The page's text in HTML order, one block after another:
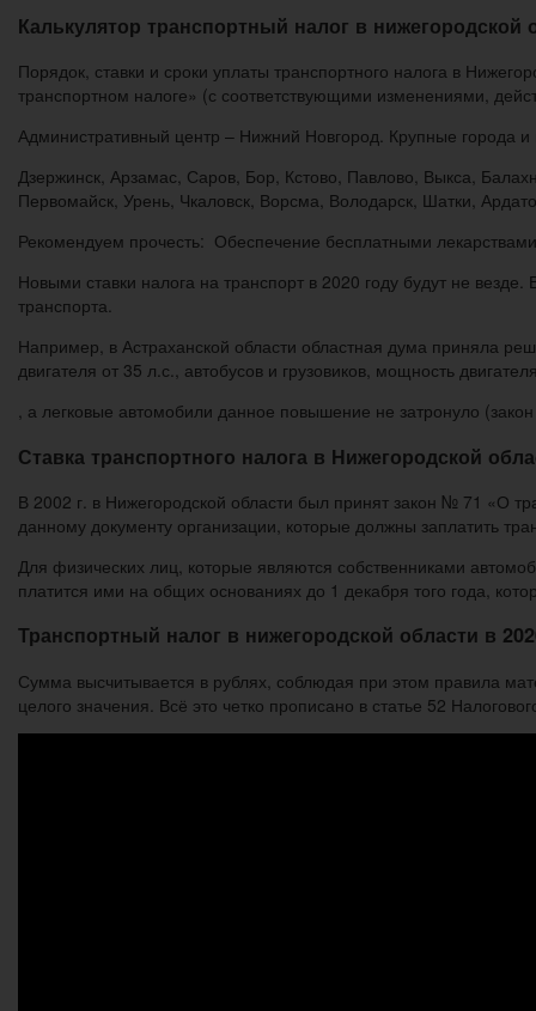
Калькулятор транспортный налог в нижегородской
Порядок, ставки и сроки уплаты транспортного налога в
транспортном налоге» (с соответствующими изменениями,
Административный центр – Нижний Новгород. Крупные города
Дзержинск, Арзамас, Саров, Бор, Кстово, Павлово, Выкса,
Первомайск, Урень, Чкаловск, Ворсма, Володарск, Шатки,
Рекомендуем прочесть: Обеспечение бесплатными
Новыми ставки налога на транспорт в 2020 году будут не
транспорта.
Например, в Астраханской области областная дума приняла
двигателя от 35 л.с., автобусов и грузовиков, мощность
, а легковые автомобили данное повышение не затронуло
Ставка транспортного налога в Нижегородской
В 2002 г. в Нижегородской области был принят закон № 71 «О
данному документу организации, которые должны заплатить
Для физических лиц, которые являются собственниками
платится ими на общих основаниях до 1 декабря того года,
Транспортный налог в нижегородской области в
Сумма высчитывается в рублях, соблюдая при этом правила
целого значения. Всё это четко прописано в статье 52